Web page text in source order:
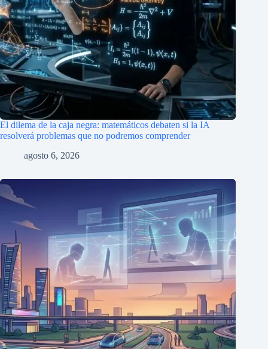
El dilema de la caja negra: matemáticos debaten si la IA
resolverá problemas que no podremos comprender
agosto 6, 2026